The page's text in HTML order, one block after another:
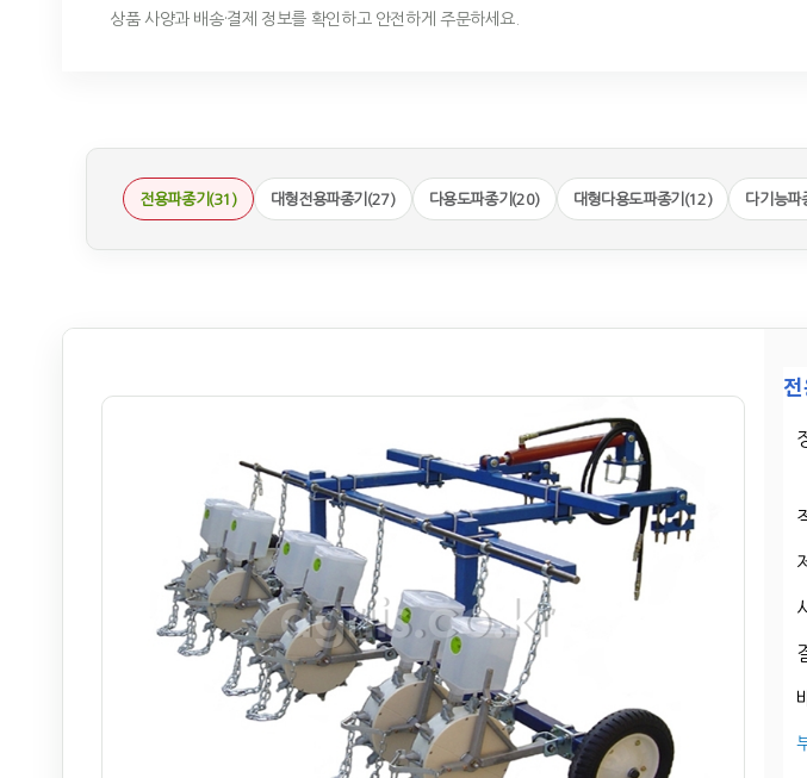
상품 사양과 배송·결제 정보를 확인하고 안전하게 주문하세요.
전용파종기(31) 대형전용파종기(27) 다용도파종기(20) 대형다용도파종기(12) 다기능파